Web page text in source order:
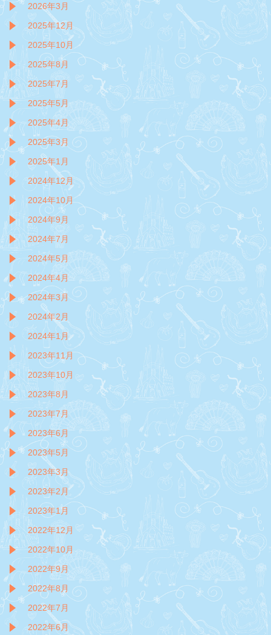
2026年3月
2025年12月
2025年10月
2025年8月
2025年7月
2025年5月
2025年4月
2025年3月
2025年1月
2024年12月
2024年10月
2024年9月
2024年7月
2024年5月
2024年4月
2024年3月
2024年2月
2024年1月
2023年11月
2023年10月
2023年8月
2023年7月
2023年6月
2023年5月
2023年3月
2023年2月
2023年1月
2022年12月
2022年10月
2022年9月
2022年8月
2022年7月
2022年6月